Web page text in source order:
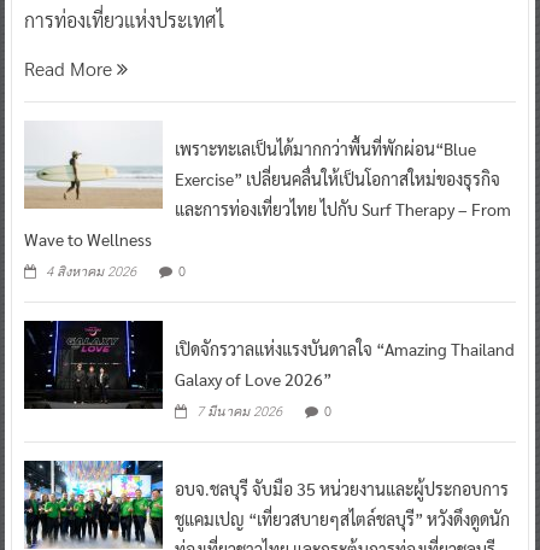
การท่องเที่ยวแห่งประเทศไ
Read More
เพราะทะเลเป็นได้มากกว่าพื้นที่พักผ่อน“Blue
Exercise” เปลี่ยนคลื่นให้เป็นโอกาสใหม่ของธุรกิจ
และการท่องเที่ยวไทย ไปกับ Surf Therapy – From
Wave to Wellness
4 สิงหาคม 2026 0
เปิดจักรวาลแห่งแรงบันดาลใจ “Amazing Thailand
Galaxy of Love 2026”
7 มีนาคม 2026 0
อบจ.ชลบุรี จับมือ 35 หน่วยงานและผู้ประกอบการ
ชูแคมเปญ “เที่ยวสบายๆสไตล์ชลบุรี” หวังดึงดูดนัก